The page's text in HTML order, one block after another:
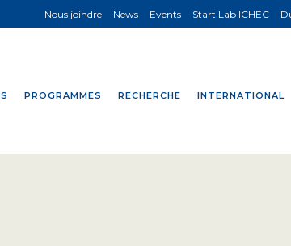
PROGRAMMES RECHERCHE INTERNATIONAL
Nous joindre News Events Start Lab ICHEC